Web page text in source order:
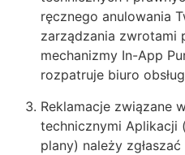
ręcznego anulowania
zarządzania zwrotami
mechanizmy In-App
rozpatruje biuro
Reklamacje związane
technicznymi Aplikacji
plany) należy